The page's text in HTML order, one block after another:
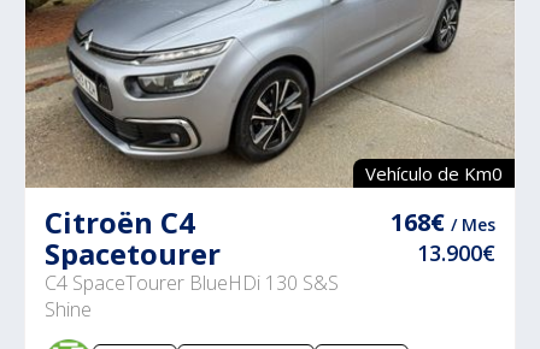
Vehículo de Km0
Citroën C4
Spacetourer
C4 SpaceTourer BlueHDi 130 S&S
Shine
168€ / Mes
13.900€